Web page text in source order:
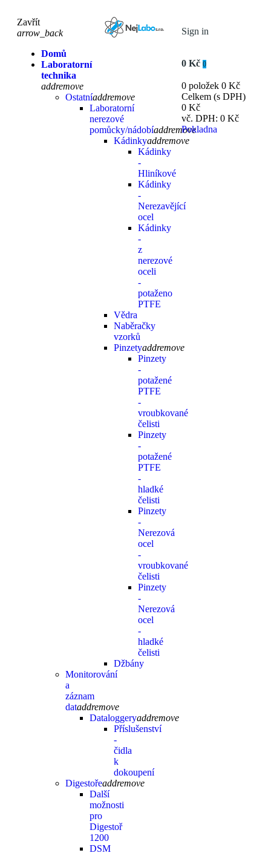
Zavřít
arrow_back
Domů
Laboratorní
technika
addremove
Ostatníaddremove
Laboratorní
nerezové
pomůcky/nádobíaddremove
Kádinkyaddremove
Kádinky
-
Hliníkové
Kádinky
-
Nerezavějící
ocel
Kádinky
-
z
nerezové
oceli
-
potaženo
PTFE
Vědra
Naběračky
vzorků
Pinzetyaddremove
Pinzety
-
potažené
PTFE
-
vroubkované
čelisti
Pinzety
-
potažené
PTFE
-
hladké
čelisti
Pinzety
-
Nerezová
ocel
-
vroubkované
čelisti
Pinzety
-
Nerezová
ocel
-
hladké
čelisti
Džbány
Monitorování
a
záznam
dataddremove
Dataloggeryaddremove
Příslušenství
-
čidla
k
dokoupení
Digestořeaddremove
Další
možnosti
pro
Digestoř
1200
DSM
Sign in
0 Kč 0
0 položek 0 Kč
Celkem (s DPH)
0 Kč
vč. DPH: 0 Kč
Pokladna